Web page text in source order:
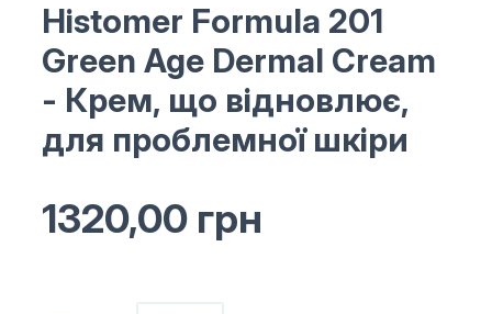
Histomer Formula 201
Green Age Dermal Cream
- Крем, що відновлює,
для проблемної шкіри
1320,00 грн